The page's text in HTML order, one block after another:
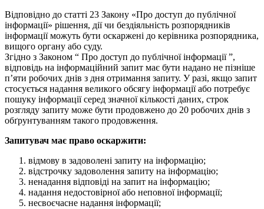
Відповідно до статті 23 Закону «Про доступ до публічної
інформації» рішення, дії чи бездіяльність розпорядників
інформації можуть бути оскаржені до керівника розпорядника,
вищого органу або суду.
Згідно з Законом “ Про доступ до публічної інформації ”,
відповідь на інформаційний запит має бути надано не пізніше
п’яти робочих днів з дня отримання запиту. У разі, якщо запит
стосується надання великого обсягу інформації або потребує
пошуку інформації серед значної кількості даних, строк
розгляду запиту може бути продовжено до 20 робочих днів з
обґрунтуванням такого продовження.
Запитувач має право оскаржити:
відмову в задоволені запиту на інформацію;
відстрочку задоволення запиту на інформацію;
ненадання відповіді на запит на інформацію;
надання недостовірної або неповної інформації;
несвоєчасне надання інформації;